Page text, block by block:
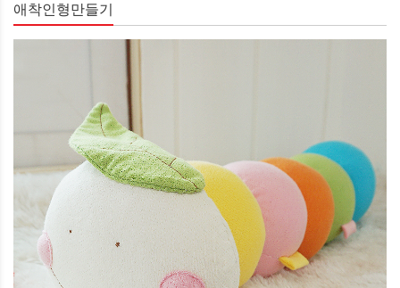
애착인형만들기